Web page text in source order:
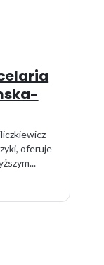
oferuje